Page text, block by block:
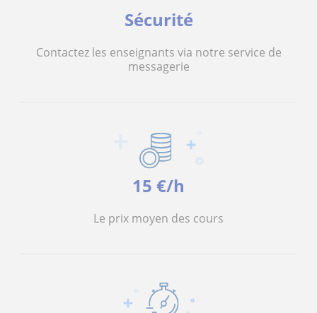
Sécurité
Contactez les enseignants via notre service de
messagerie
15 €/h
Le prix moyen des cours